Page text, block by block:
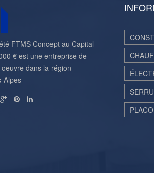
FTMS Concept au Capital
€ est une entreprise de
dans la région
Alpes
PLACO